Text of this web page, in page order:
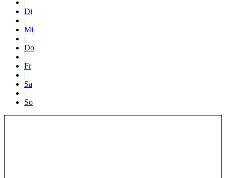
|
Di
|
Mi
|
Do
|
Fr
|
Sa
|
So